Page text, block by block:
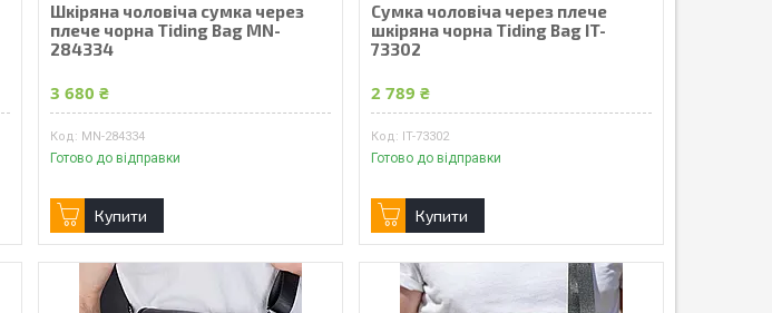
Шкіряна чоловіча сумка через
плече чорна Tiding Bag MN-
284334
3 680 ₴
MN-284334
Готово до відправки
Купити
Сумка чоловіча через плече
шкіряна чорна Tiding Bag IT-
73302
2 789 ₴
IT-73302
Готово до відправки
Купити